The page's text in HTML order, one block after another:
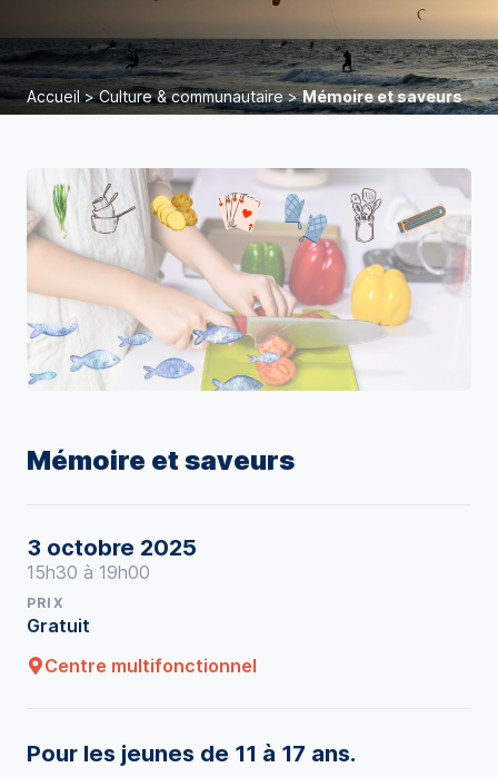
Accueil>Culture & communautaire>Mémoire et saveurs
Mémoire et saveurs
3 octobre 2025
15h30 à 19h00
PRIX
Gratuit
Centre multifonctionnel
Pour les jeunes de 11 à 17 ans.